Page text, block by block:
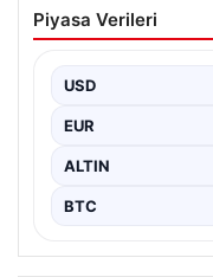
Zaman
Türkiye Cumhuriyet
üzere…
Piyasa Verileri
USD
EUR
ALTIN
BTC